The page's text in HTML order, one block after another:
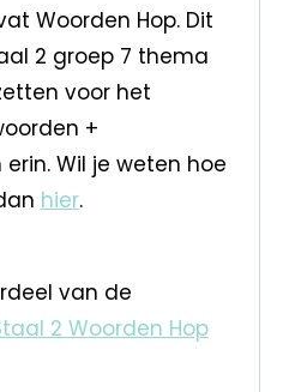
Woorden Hop. Dit
2 groep 7 thema
voor het
+
Wil je weten hoe
hier.
van de
2 Woorden Hop